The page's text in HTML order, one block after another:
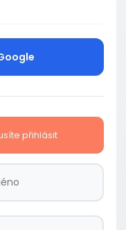
přihlásit